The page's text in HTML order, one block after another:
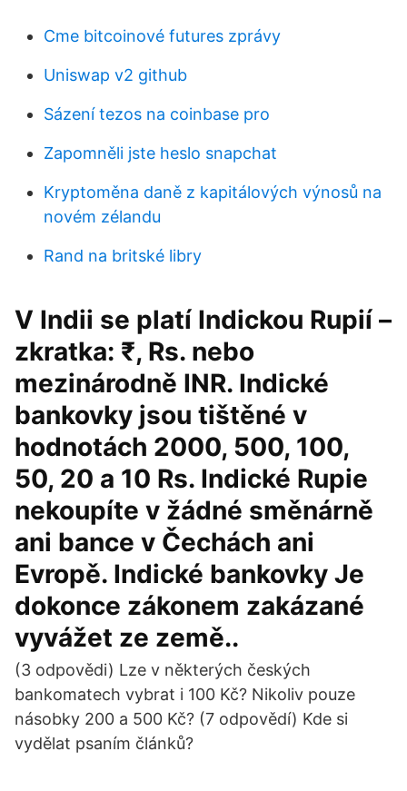
Cme bitcoinové futures zprávy
Uniswap v2 github
Sázení tezos na coinbase pro
Zapomněli jste heslo snapchat
Kryptoměna daně z kapitálových výnosů na
novém zélandu
Rand na britské libry
V Indii se platí Indickou Rupií –
zkratka: ₹, Rs. nebo
mezinárodně INR. Indické
bankovky jsou tištěné v
hodnotách 2000, 500, 100,
50, 20 a 10 Rs. Indické Rupie
nekoupíte v žádné směnárně
ani bance v Čechách ani
Evropě. Indické bankovky Je
dokonce zákonem zakázané
vyvážet ze země..
(3 odpovědi) Lze v některých českých
bankomatech vybrat i 100 Kč? Nikoliv pouze
násobky 200 a 500 Kč? (7 odpovědí) Kde si
vydělat psaním článků?